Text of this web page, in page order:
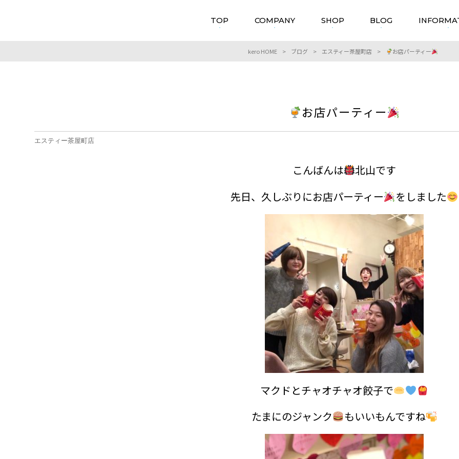
TOP COMPANY SHOP BLOG
kero HOME > ブログ > エスティー茶屋町店 > お店パーティー
お店パーティー
エスティー茶屋町店
こんばんは
北山です
先日、久しぶりにお店パーティー
をしました
マクドとチャオチャオ餃子で
たまにのジャンク
もいいもんですね